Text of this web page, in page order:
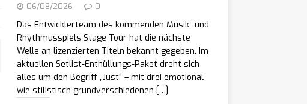
06/08/2026 0
Das Entwicklerteam des kommenden Musik- und
Rhythmusspiels Stage Tour hat die nächste
Welle an lizenzierten Titeln bekannt gegeben. Im
aktuellen Setlist-Enthüllungs-Paket dreht sich
alles um den Begriff „Just“ – mit drei emotional
wie stilistisch grundverschiedenen […]